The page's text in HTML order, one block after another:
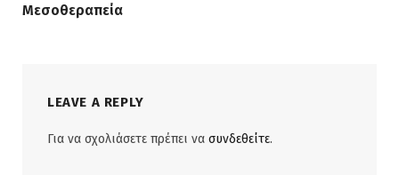
Μεσοθεραπεία
LEAVE A REPLY
Για να σχολιάσετε πρέπει να συνδεθείτε.